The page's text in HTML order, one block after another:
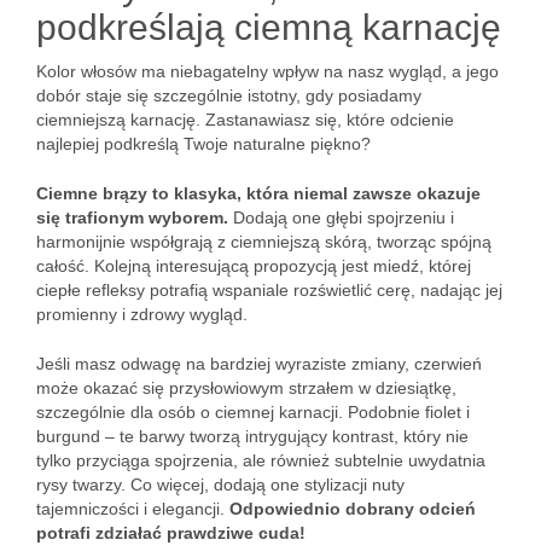
podkreślają ciemną karnację
Kolor włosów ma niebagatelny wpływ na nasz wygląd, a jego
dobór staje się szczególnie istotny, gdy posiadamy
ciemniejszą karnację. Zastanawiasz się, które odcienie
najlepiej podkreślą Twoje naturalne piękno?
Ciemne brązy to klasyka, która niemal zawsze okazuje
się trafionym wyborem. Dodają one głębi spojrzeniu i
harmonijnie współgrają z ciemniejszą skórą, tworząc spójną
całość. Kolejną interesującą propozycją jest miedź, której
ciepłe refleksy potrafią wspaniale rozświetlić cerę, nadając jej
promienny i zdrowy wygląd.
Jeśli masz odwagę na bardziej wyraziste zmiany, czerwień
może okazać się przysłowiowym strzałem w dziesiątkę,
szczególnie dla osób o ciemnej karnacji. Podobnie fiolet i
burgund – te barwy tworzą intrygujący kontrast, który nie
tylko przyciąga spojrzenia, ale również subtelnie uwydatnia
rysy twarzy. Co więcej, dodają one stylizacji nuty
tajemniczości i elegancji. Odpowiednio dobrany odcień
potrafi zdziałać prawdziwe cuda!